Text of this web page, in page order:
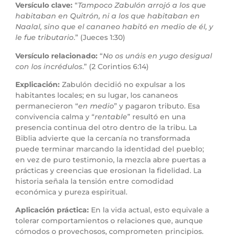
Versículo clave: “Tampoco Zabulón arrojó a los que
habitaban en Quitrón, ni a los que habitaban en
Naalal, sino que el cananeo habitó en medio de él, y
le fue tributario.” (Jueces 1:30)
Versículo relacionado: “No os unáis en yugo desigual
con los incrédulos.” (2 Corintios 6:14)
Explicación: Zabulón decidió no expulsar a los
habitantes locales; en su lugar, los cananeos
permanecieron “en medio” y pagaron tributo. Esa
convivencia calma y “rentable” resultó en una
presencia continua del otro dentro de la tribu. La
Biblia advierte que la cercanía no transformada
puede terminar marcando la identidad del pueblo;
en vez de puro testimonio, la mezcla abre puertas a
prácticas y creencias que erosionan la fidelidad. La
historia señala la tensión entre comodidad
económica y pureza espiritual.
Aplicación práctica: En la vida actual, esto equivale a
tolerar comportamientos o relaciones que, aunque
cómodos o provechosos, comprometen principios.